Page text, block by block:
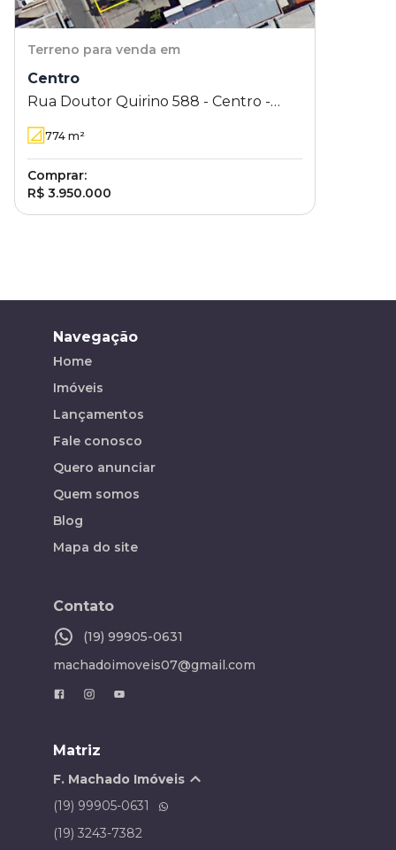
Terreno para venda em
Centro
Rua Doutor Quirino 588 - Centro -
Campinas - SP
774 m²
Comprar:
R$ 3.950.000
Navegação
Home
Imóveis
Lançamentos
Fale conosco
Quero anunciar
Quem somos
Blog
Mapa do site
Contato
(19) 99905-0631
machadoimoveis07@gmail.com
Matriz
F. Machado Imóveis
(19) 99905-0631
(19) 3243-7382